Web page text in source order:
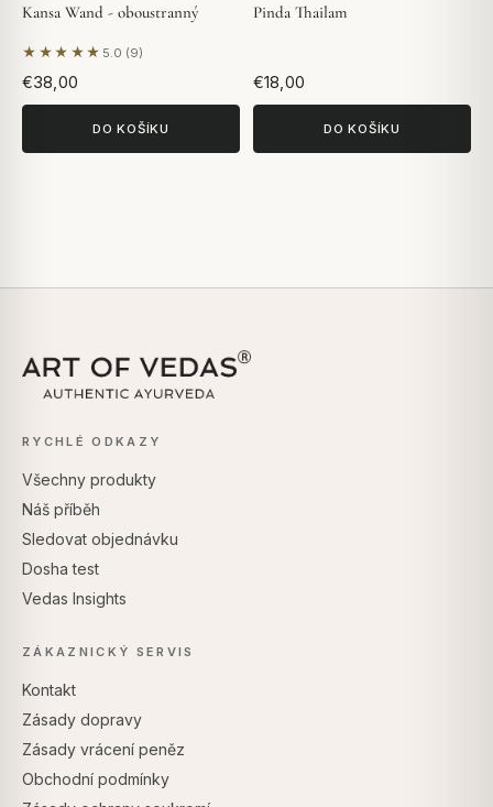
Kansa Wand - oboustranný
★★★★★ 5.0 (9)
Na základě 9 hodnocení
€38,00
DO KOŠÍKU
Pinda Thailam
€18,00
DO KOŠÍKU
RYCHLÉ ODKAZY
Všechny produkty
Náš příběh
Sledovat objednávku
Dosha test
Vedas Insights
ZÁKAZNICKÝ SERVIS
Kontakt
Zásady dopravy
Zásady vrácení peněz
Obchodní podmínky